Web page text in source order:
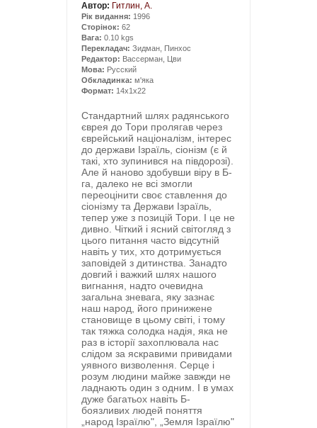
Автор: Гитлин, А.
Рік видання: 1996
Сторінок: 62
Вага: 0.10 kgs
Перекладач: Зидман, Пинхос
Редактор: Вассерман, Цви
Мова: Русский
Обкладинка: м'яка
Формат: 14x1x22
Стандартний шлях радянського
єврея до Тори пролягав через
єврейський націоналізм, інтерес
до держави Ізраїль, сіонізм (є й
такі, хто зупинився на півдорозі).
Але й наново здобувши віру в Б-
га, далеко не всі змогли
переоцінити своє ставлення до
сіонізму та Держави Ізраїль,
тепер уже з позицій Тори. І це не
дивно. Чіткий і ясний світогляд з
цього питання часто відсутній
навіть у тих, хто дотримується
заповідей з дитинства. Занадто
довгий і важкий шлях нашого
вигнання, надто очевидна
загальна зневага, яку зазнає
наш народ, його принижене
становище в цьому світі, і тому
так тяжка солодка надія, яка не
раз в історії захоплювала нас
слідом за яскравими привидами
уявного визволення. Серце і
розум людини майже завжди не
ладнають один з одним. І в умах
дуже багатьох навіть Б-
боязливих людей поняття
„народ Ізраїлю", „Земля Ізраїлю"